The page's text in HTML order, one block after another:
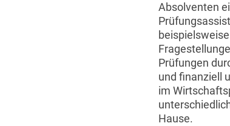
Absolventen
Prüfungen
und finanziell
im
Hause.